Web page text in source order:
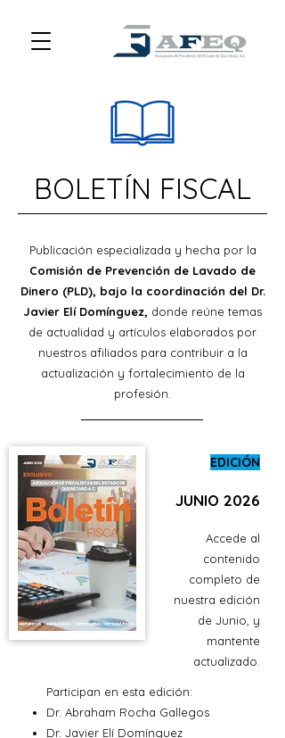
BOLETÍN FISCAL
Publicación especializada y hecha por la
Comisión de Prevención de Lavado de
Dinero (PLD), bajo la coordinación del Dr.
Javier Elí Domínguez, donde reúne temas
de actualidad y artículos elaborados por
nuestros afiliados para contribuir a la
actualización y fortalecimiento de la
profesión.
EDICIÓN
JUNIO 2026
Accede al
contenido
completo de
nuestra edición
de Junio, y
mantente
actualizado.
Participan en esta edición:
Dr. Abraham Rocha Gallegos
Dr. Javier Elí Domínguez